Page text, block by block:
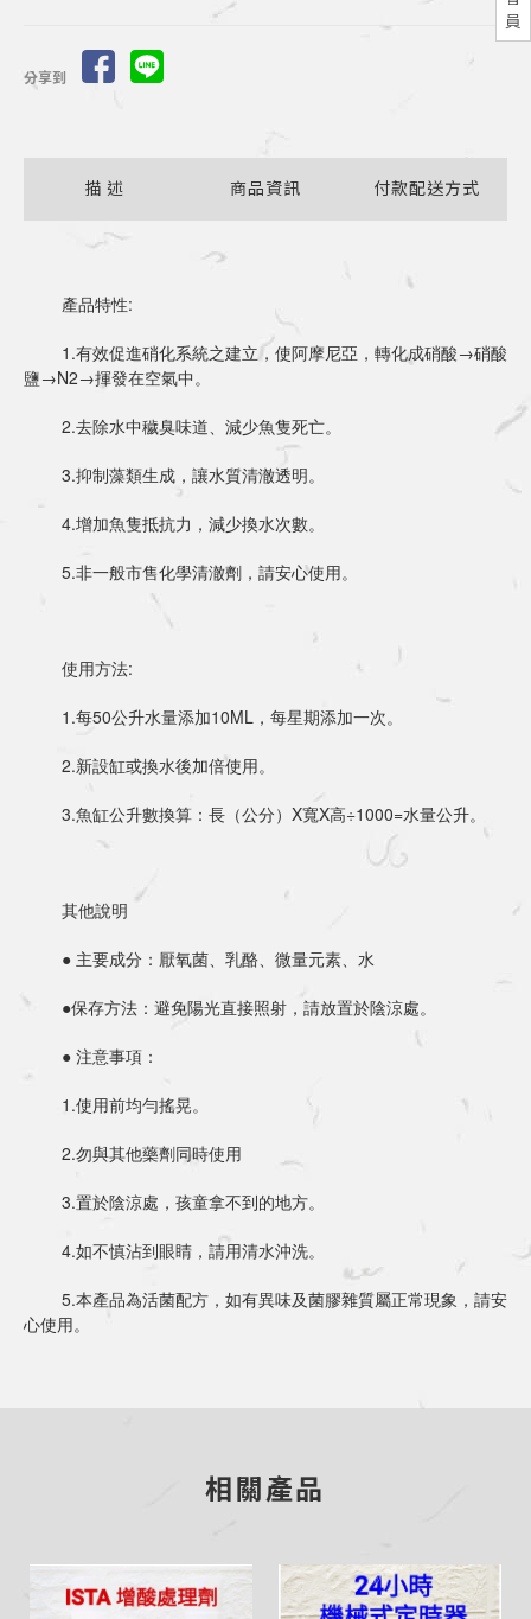
員
分享到
描 述 商品資訊 付款配送方式
	產品特性:
鹽→N2→揮發在空氣中。
	2.去除水中穢臭味道、減少魚隻死亡。
	3.抑制藻類生成，讓水質清澈透明。
	4.增加魚隻抵抗力，減少換水次數。
	5.非一般市售化學清澈劑，請安心使用。
	使用方法:
	1.每50公升水量添加10ML，每星期添加一次。
	2.新設缸或換水後加倍使用。
	3.魚缸公升數換算：長（公分）X寬X高÷1000=水量公升。
	其他說明
	● 主要成分：厭氧菌、乳酪、微量元素、水
	●保存方法：避免陽光直接照射，請放置於陰涼處。
	● 注意事項：
	1.使用前均勻搖晃。
	2.勿與其他藥劑同時使用
	3.置於陰涼處，孩童拿不到的地方。
	4.如不慎沾到眼睛，請用清水沖洗。
心使用。
相關產品